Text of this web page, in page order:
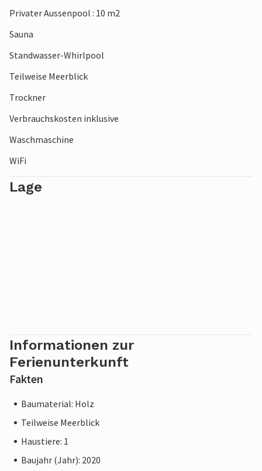
Privater Aussenpool : 10 m2
Sauna
Standwasser-Whirlpool
Teilweise Meerblick
Trockner
Verbrauchskosten inklusive
Waschmaschine
WiFi
Lage
Informationen zur
Ferienunterkunft
Fakten
Baumaterial: Holz
Teilweise Meerblick
Haustiere: 1
Baujahr (Jahr): 2020